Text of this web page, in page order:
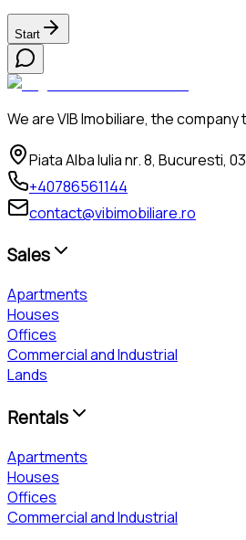
Start
We are VIB Imobiliare, the
Piata Alba Iulia nr. 8, Bucuresti,
+40786561144
contact@vibimobiliare.ro
Sales
Apartments
Houses
Offices
Commercial and Industrial
Lands
Rentals
Apartments
Houses
Offices
Commercial and Industrial